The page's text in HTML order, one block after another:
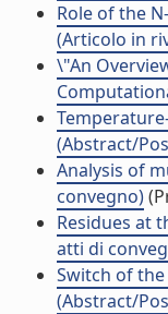
Role of the
(Articolo in
\"An
(Abstract/
Analysis of
convegno)
Residues at
atti di
Switch of
(Abstract/